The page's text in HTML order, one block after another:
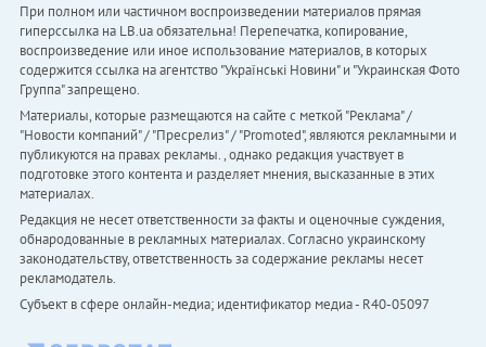
При полном или частичном воспроизведении материалов прямая
гиперссылка на LB.ua обязательна! Перепечатка, копирование,
воспроизведение или иное использование материалов, в которых
содержится ссылка на агентство "Українськi Новини" и "Украинская Фото
Группа" запрещено.
Материалы, которые размещаются на сайте с меткой "Реклама" /
"Новости компаний" / "Пресрелиз" / "Promoted", являются рекламными и
публикуются на правах рекламы. , однако редакция участвует в
подготовке этого контента и разделяет мнения, высказанные в этих
материалах.
Редакция не несет ответственности за факты и оценочные суждения,
обнародованные в рекламных материалах. Согласно украинскому
законодательству, ответственность за содержание рекламы несет
рекламодатель.
Субъект в сфере онлайн-медиа; идентификатор медиа - R40-05097